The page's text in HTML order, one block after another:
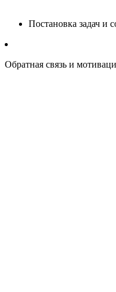
Постановка задач и
Обратная связь и